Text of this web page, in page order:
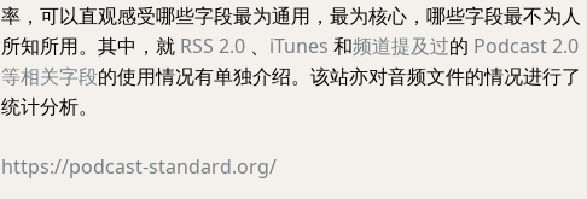
率，可以直观感受哪些字段最为通用，最为核心，哪些字段最不为人
所知所用。其中，就 RSS 2.0 、 iTunes 和频道提及过的 Podcast 2.0
等相关字段的使用情况有单独介绍。该站亦对音频文件的情况进行了
统计分析。
https://podcast-standard.org/